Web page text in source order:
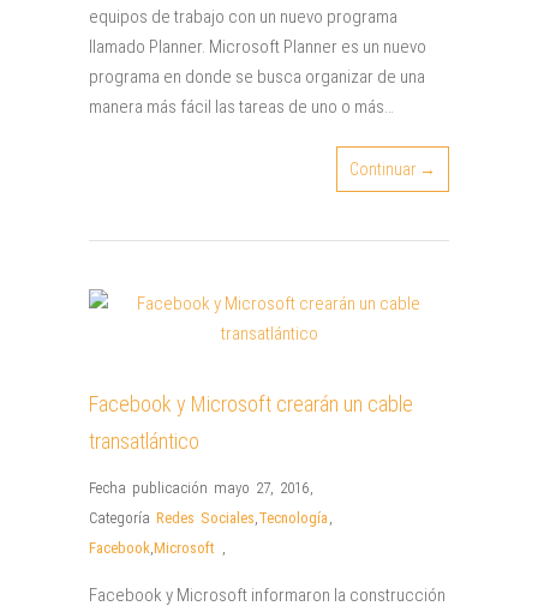
equipos de trabajo con un nuevo programa
llamado Planner. Microsoft Planner es un nuevo
programa en donde se busca organizar de una
manera más fácil las tareas de uno o más…
Continuar →
Facebook y Microsoft crearán un cable
transatlántico
Fecha publicación mayo 27, 2016,
Categoría Redes Sociales,Tecnología ,
Facebook,Microsoft ,
Facebook y Microsoft informaron la construcción